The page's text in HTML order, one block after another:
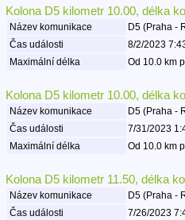
Kolona D5 kilometr 10.00, délka
Název komunikace
D5 (Praha -
Čas události
8/2/2023
Maximální délka
Od 10.0 km
Kolona D5 kilometr 10.00, délka
Název komunikace
D5 (Praha -
Čas události
7/31/2023
Maximální délka
Od 10.0 km
Kolona D5 kilometr 11.50, délka
Název komunikace
D5 (Praha -
Čas události
7/26/2023